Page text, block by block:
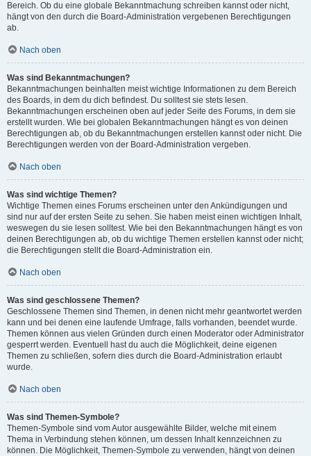
Bereich. Ob du eine globale Bekanntmachung schreiben kannst oder nicht,
hängt von den durch die Board-Administration vergebenen Berechtigungen
ab.
Nach oben
Was sind Bekanntmachungen?
Bekanntmachungen beinhalten meist wichtige Informationen zu dem Bereich
des Boards, in dem du dich befindest. Du solltest sie stets lesen.
Bekanntmachungen erscheinen oben auf jeder Seite des Forums, in dem sie
erstellt wurden. Wie bei globalen Bekanntmachungen hängt es von deinen
Berechtigungen ab, ob du Bekanntmachungen erstellen kannst oder nicht. Die
Berechtigungen werden von der Board-Administration vergeben.
Nach oben
Was sind wichtige Themen?
Wichtige Themen eines Forums erscheinen unter den Ankündigungen und
sind nur auf der ersten Seite zu sehen. Sie haben meist einen wichtigen Inhalt,
weswegen du sie lesen solltest. Wie bei den Bekanntmachungen hängt es von
deinen Berechtigungen ab, ob du wichtige Themen erstellen kannst oder nicht;
die Berechtigungen stellt die Board-Administration ein.
Nach oben
Was sind geschlossene Themen?
Geschlossene Themen sind Themen, in denen nicht mehr geantwortet werden
kann und bei denen eine laufende Umfrage, falls vorhanden, beendet wurde.
Themen können aus vielen Gründen durch einen Moderator oder Administrator
gesperrt werden. Eventuell hast du auch die Möglichkeit, deine eigenen
Themen zu schließen, sofern dies durch die Board-Administration erlaubt
wurde.
Nach oben
Was sind Themen-Symbole?
Themen-Symbole sind vom Autor ausgewählte Bilder, welche mit einem
Thema in Verbindung stehen können, um dessen Inhalt kennzeichnen zu
können. Die Möglichkeit, Themen-Symbole zu verwenden, hängt von deinen